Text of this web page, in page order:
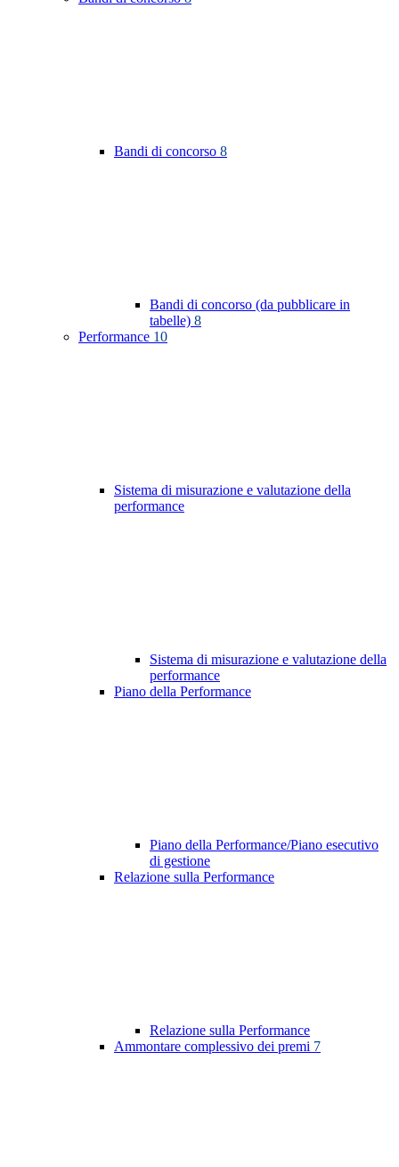
Bandi di concorso 8
Bandi di concorso (da pubblicare in
tabelle) 8
Performance 10
Sistema di misurazione e valutazione della
performance
Sistema di misurazione e valutazione della
performance
Piano della Performance
Piano della Performance/Piano esecutivo
di gestione
Relazione sulla Performance
Relazione sulla Performance
Ammontare complessivo dei premi 7